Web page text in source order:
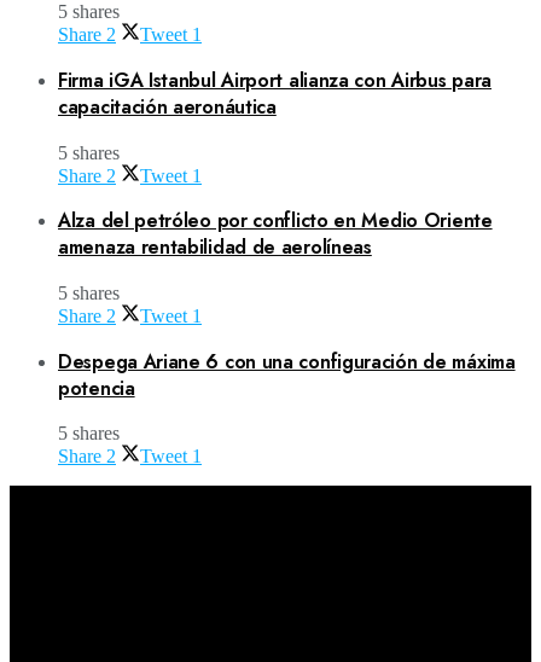
5 shares
Share 2 Tweet 1
Firma iGA Istanbul Airport alianza con Airbus para
capacitación aeronáutica
5 shares
Share 2 Tweet 1
Alza del petróleo por conflicto en Medio Oriente
amenaza rentabilidad de aerolíneas
5 shares
Share 2 Tweet 1
Despega Ariane 6 con una configuración de máxima
potencia
5 shares
Share 2 Tweet 1